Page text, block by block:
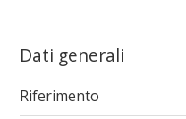
Dati generali
Riferimento